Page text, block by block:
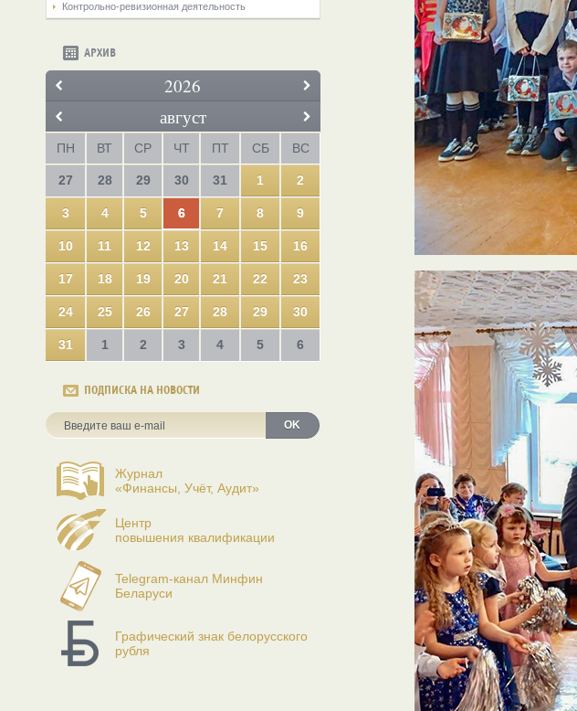
Контрольно-ревизионная деятельность
АРХИВ
2026
август
ПН ВТ СР ЧТ ПТ СБ ВС
27 28 29 30 31 1 2
3 4 5 6 7 8 9
10 11 12 13 14 15 16
17 18 19 20 21 22 23
24 25 26 27 28 29 30
31 1 2 3 4 5 6
ПОДПИСКА НА НОВОСТИ
OK
Журнал
«Финансы, Учёт, Аудит»
Центр
повышения квалификации
Telegram-канал Минфин
Беларуси
Графический знак белорусского
рубля